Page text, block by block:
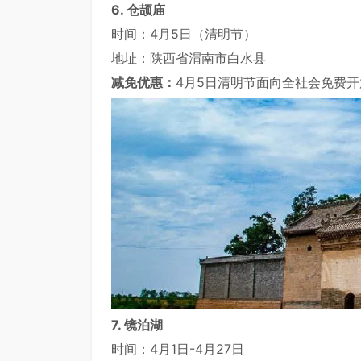
6. 仓颉庙
时间：4月5日（清明节）
地址：陕西省渭南市白水县
减免优惠： 4月5日清明节面向全社会免费
7. 镜泊湖
时间：4月1日-4月27日